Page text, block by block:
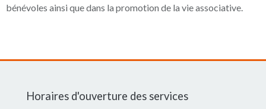
bénévoles ainsi que dans la promotion de la vie associative.
Horaires d'ouverture des services